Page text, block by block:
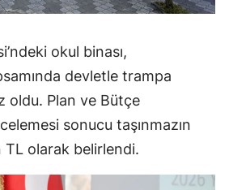
okul binası,
devletle trampa
oldu. Plan ve Bütçe
sonucu taşınmazın
olarak belirlendi.